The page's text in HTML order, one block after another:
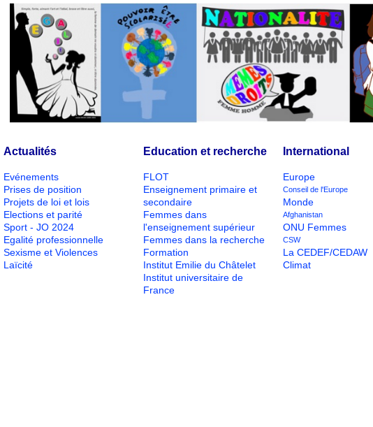
Actualités
Evénements
Prises de position
Projets de loi et lois
Elections et parité
Sport - JO 2024
Egalité professionnelle
Sexisme et Violences
Laïcité
Education et recherche
FLOT
Enseignement primaire et
secondaire
Femmes dans
l'enseignement supérieur
Femmes dans la recherche
Formation
Institut Emilie du Châtelet
Institut universitaire de
France
International
Europe
Conseil de l'Europe
Monde
Afghanistan
ONU Femmes
CSW
La CEDEF/CEDAW
Climat